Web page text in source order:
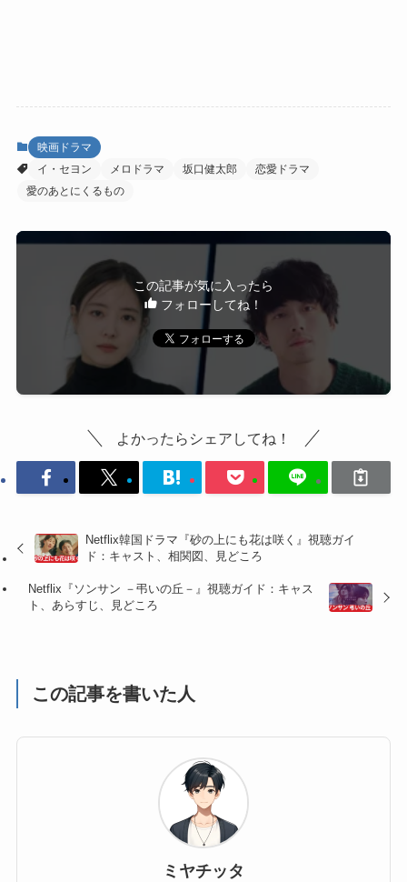
映画ドラマ
イ・セヨン
メロドラマ 坂口健太郎
恋愛ドラマ
愛のあとにくるもの
この記事が気に入ったら
フォローしてね！
よかったらシェアしてね！
Netflix韓国ドラマ『砂の上にも花は咲く』視聴ガイ
ド：キャスト、相関図、見どころ
Netflix『ソンサン －弔いの丘－』視聴ガイド：キャス
ト、あらすじ、見どころ
この記事を書いた人
ミヤチッタ